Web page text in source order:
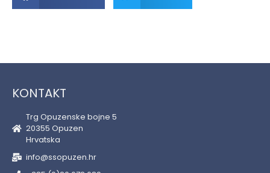
KONTAKT
Trg Opuzenske bojne 5
20355 Opuzen
Hrvatska
info@ssopuzen.hr